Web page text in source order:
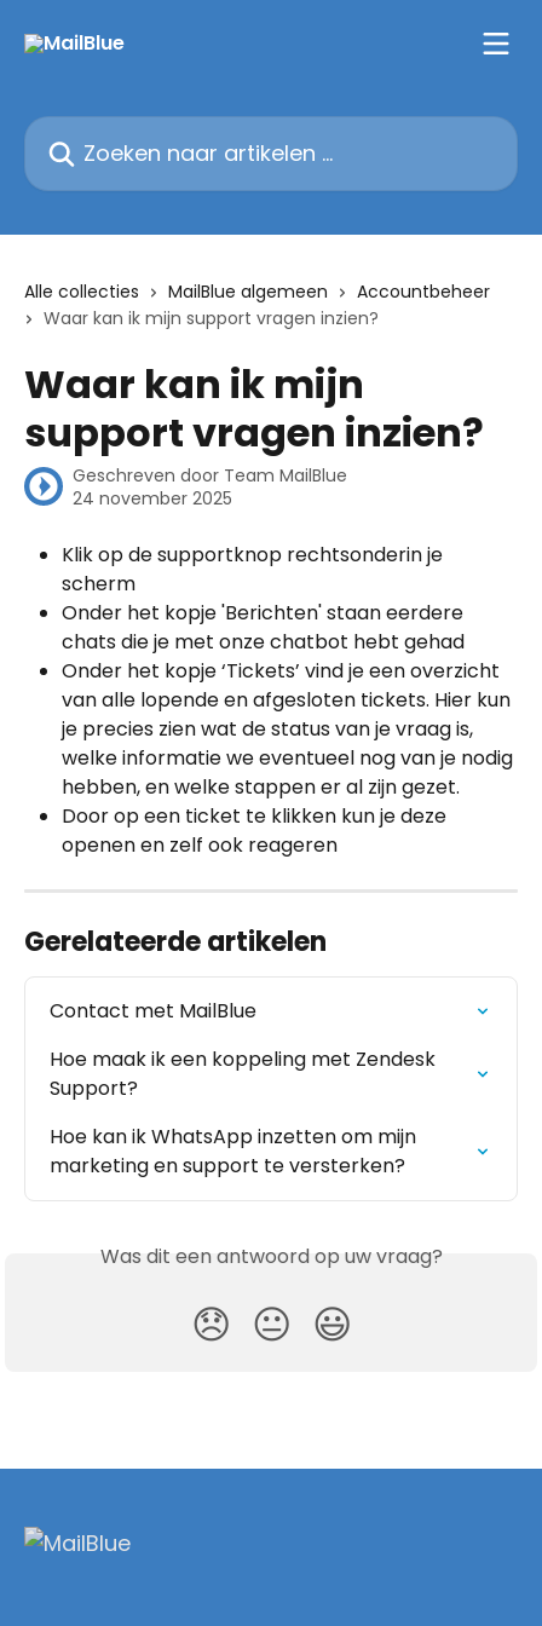
Zoeken naar artikelen ...
Alle collecties MailBlue algemeen
Accountbeheer
Waar kan ik mijn support vragen inzien?
Waar kan ik mijn
support vragen inzien?
Geschreven door Team MailBlue
24 november 2025
Klik op de supportknop rechtsonderin je
scherm
Onder het kopje 'Berichten' staan eerdere
chats die je met onze chatbot hebt gehad
Onder het kopje ‘Tickets’ vind je een overzicht
van alle lopende en afgesloten tickets. Hier kun
je precies zien wat de status van je vraag is,
welke informatie we eventueel nog van je nodig
hebben, en welke stappen er al zijn gezet.
Door op een ticket te klikken kun je deze
openen en zelf ook reageren
Gerelateerde artikelen
Contact met MailBlue
Hoe maak ik een koppeling met Zendesk
Support?
Hoe kan ik WhatsApp inzetten om mijn
marketing en support te versterken?
Was dit een antwoord op uw vraag?
😞 😐 😃